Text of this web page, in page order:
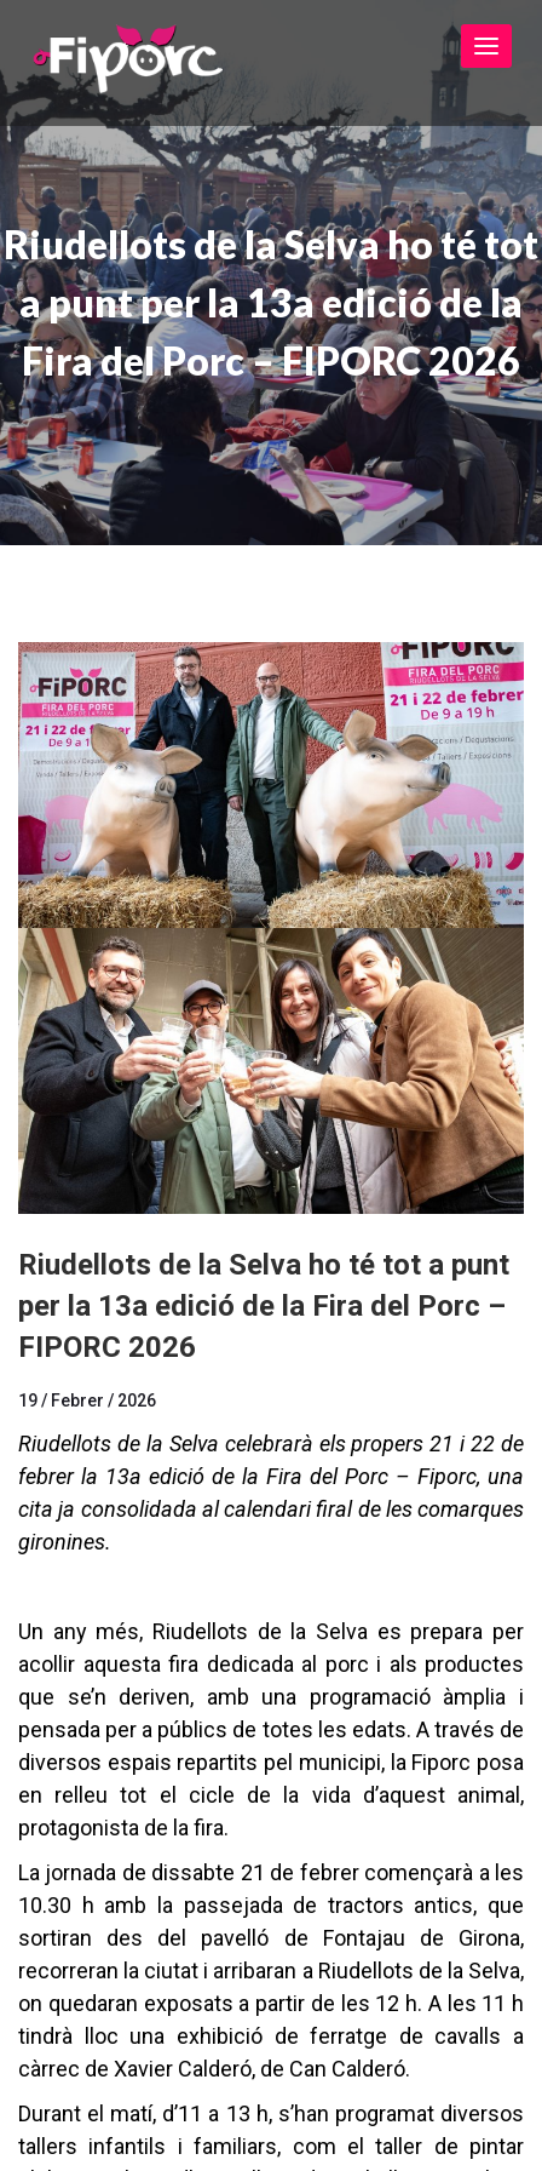
Riudellots de la Selva ho té tot
a punt per la 13a edició de la
Fira del Porc – FIPORC 2026
Riudellots de la Selva ho té tot a punt
per la 13a edició de la Fira del Porc –
FIPORC 2026
19 / Febrer / 2026
Riudellots de la Selva celebrarà els propers 21 i 22 de
febrer la 13a edició de la Fira del Porc – Fiporc, una
cita ja consolidada al calendari firal de les comarques
gironines.
Un any més, Riudellots de la Selva es prepara per
acollir aquesta fira dedicada al porc i als productes
que se’n deriven, amb una programació àmplia i
pensada per a públics de totes les edats. A través de
diversos espais repartits pel municipi, la Fiporc posa
en relleu tot el cicle de la vida d’aquest animal,
protagonista de la fira.
La jornada de dissabte 21 de febrer començarà a les
10.30 h amb la passejada de tractors antics, que
sortiran des del pavelló de Fontajau de Girona,
recorreran la ciutat i arribaran a Riudellots de la Selva,
on quedaran exposats a partir de les 12 h. A les 11 h
tindrà lloc una exhibició de ferratge de cavalls a
càrrec de Xavier Calderó, de Can Calderó.
Durant el matí, d’11 a 13 h, s’han programat diversos
tallers infantils i familiars, com el taller de pintar